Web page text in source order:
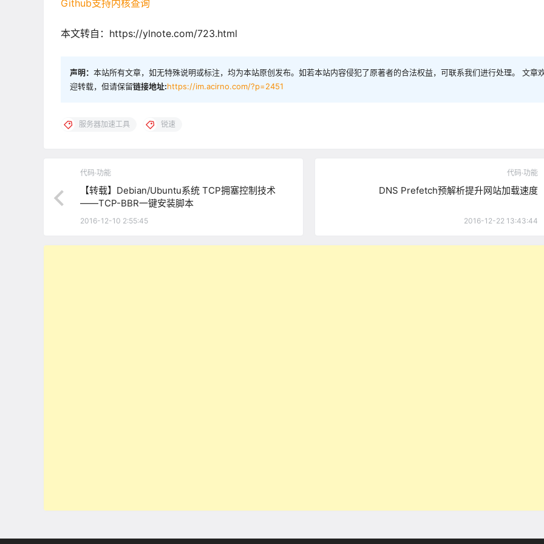
Github支持内核查询
本文转自：https://ylnote.com/723.html
声明： 本站所有文章，如无特殊说明或标注，均为本站原创发布。如若本站内容侵犯了原著者的合法权益，可联系我们进行处理。 文章
迎转载，但请保留链接地址:https://im.acirno.com/?p=2451
服务器加速工具 锐速
代码·功能
【转载】Debian/Ubuntu系统 TCP拥塞控制技术
——TCP-BBR一键安装脚本
2016-12-10 2:55:45
代码·功能
DNS Prefetch预解析提升网站加载速度
2016-12-22 13:43:44